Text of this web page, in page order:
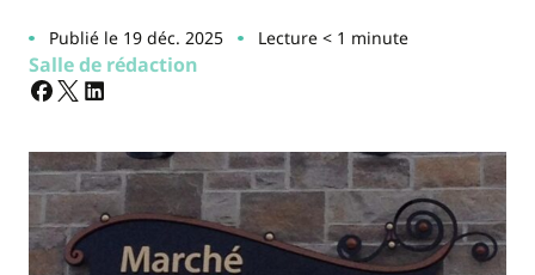
Publié le 19 déc. 2025 Lecture < 1 minute
Salle de rédaction